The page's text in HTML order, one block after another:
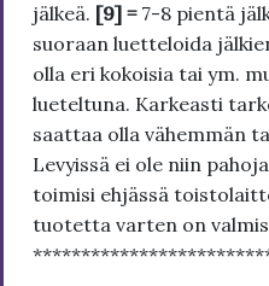
jälkeä. [9] = 7-8 pientä
suoraan luetteloida
olla eri kokoisia tai ym.
lueteltuna. Karkeasti
saattaa olla vähemmän
Levyissä ei ole niin
toimisi ehjässä
tuotetta varten on